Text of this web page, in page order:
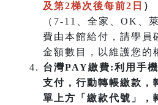
及第2梯次後每前2日 ）
（7-11、全家、OK、
費由本館給付，請學員
金額數目，以維護您的
台灣PAY繳費:利用手
支付，行動轉帳繳款，
單上方「繳款代號」，